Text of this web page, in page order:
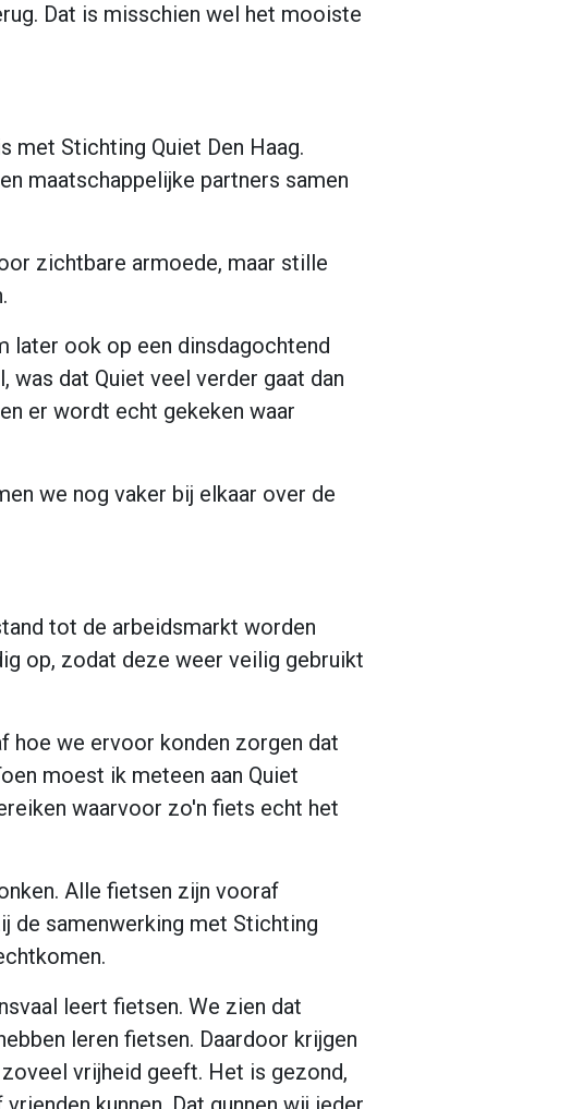
Dat is misschien wel het mooiste
met Stichting Quiet Den Haag.
maatschappelijke partners samen
zichtbare armoede, maar stille
later ook op een dinsdagochtend
was dat Quiet veel verder gaat dan
er wordt echt gekeken waar
we nog vaker bij elkaar over de
tot de arbeidsmarkt worden
op, zodat deze weer veilig gebruikt
hoe we ervoor konden zorgen dat
moest ik meteen aan Quiet
waarvoor zo'n fiets echt het
Alle fietsen zijn vooraf
de samenwerking met Stichting
leert fietsen. We zien dat
leren fietsen. Daardoor krijgen
vrijheid geeft. Het is gezond,